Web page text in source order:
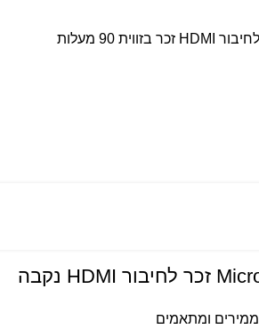
ממירים ומתאמים